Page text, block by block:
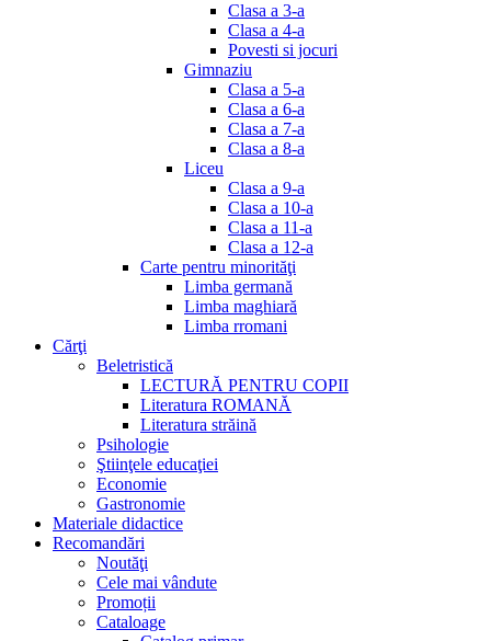
Clasa a 3-a
Clasa a 4-a
Povesti si jocuri
Gimnaziu
Clasa a 5-a
Clasa a 6-a
Clasa a 7-a
Clasa a 8-a
Liceu
Clasa a 9-a
Clasa a 10-a
Clasa a 11-a
Clasa a 12-a
Carte pentru minorităţi
Limba germană
Limba maghiară
Limba rromani
Cărţi
Beletristică
LECTURĂ PENTRU COPII
Literatura ROMANĂ
Literatura străină
Psihologie
Ştiinţele educaţiei
Economie
Gastronomie
Materiale didactice
Recomandări
Noutăţi
Cele mai vândute
Promoții
Cataloage